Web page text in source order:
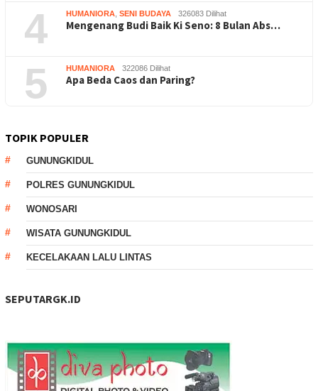
4 HUMANIORA SENI BUDAYA 326083 Dilihat
Mengenang Budi Baik Ki Seno: 8 Bulan Abs…
5 HUMANIORA 322086 Dilihat
Apa Beda Caos dan Paring?
TOPIK POPULER
GUNUNGKIDUL
POLRES GUNUNGKIDUL
WONOSARI
WISATA GUNUNGKIDUL
KECELAKAAN LALU LINTAS
SEPUTARGK.ID